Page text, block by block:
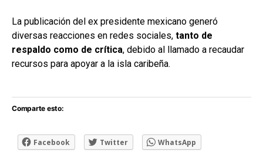
La publicación del ex presidente mexicano generó
diversas reacciones en redes sociales, tanto de
respaldo como de crítica, debido al llamado a recaudar
recursos para apoyar a la isla caribeña.
Comparte esto:
Facebook Twitter WhatsApp